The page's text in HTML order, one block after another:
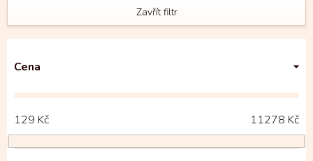
Zavřít filtr
Cena
129 Kč 11278 Kč